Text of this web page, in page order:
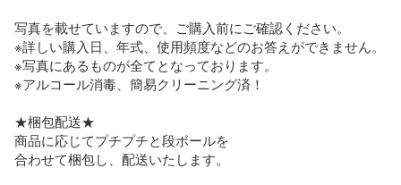
写真を載せていますので、ご購入前にご確認ください。
※詳しい購入日、年式、使用頻度などのお答えができません。
※写真にあるものが全てとなっております。
※アルコール消毒、簡易クリーニング済！
★梱包配送★
商品に応じてプチプチと段ボールを
合わせて梱包し、配送いたします。